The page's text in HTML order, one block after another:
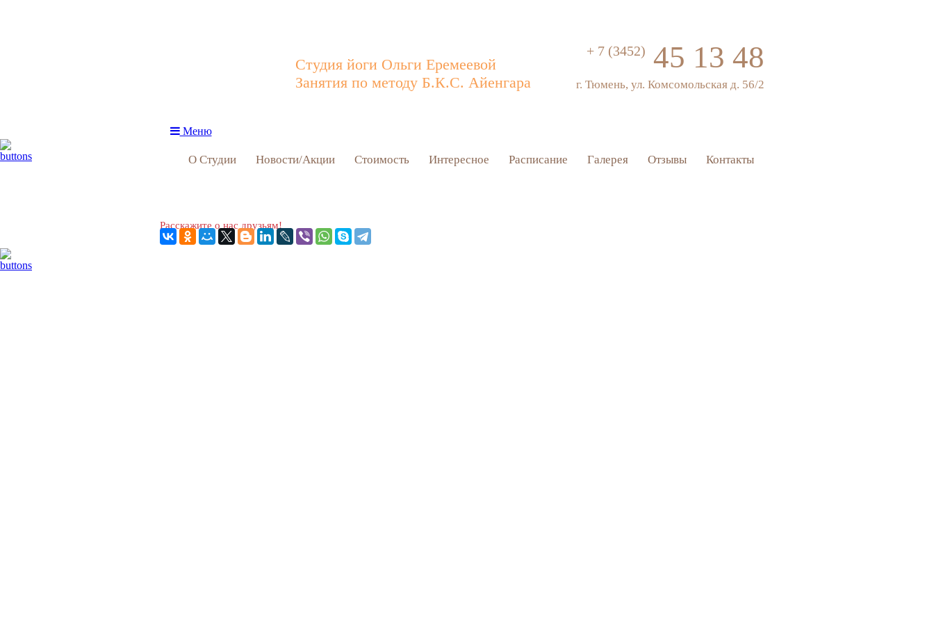
Студия йоги Ольги Еремеевой
Занятия по методу Б.К.С. Айенгара
+ 7 (3452) 45 13 48
г. Тюмень, ул. Комсомольская д. 56/2
Меню
О Студии Новости/Акции Стоимость Интересное Расписание Галерея Отзывы Контакты
Расскажите о нас друзьям!